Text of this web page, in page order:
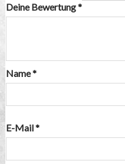
Deine Bewertung*
Name*
E-Mail*